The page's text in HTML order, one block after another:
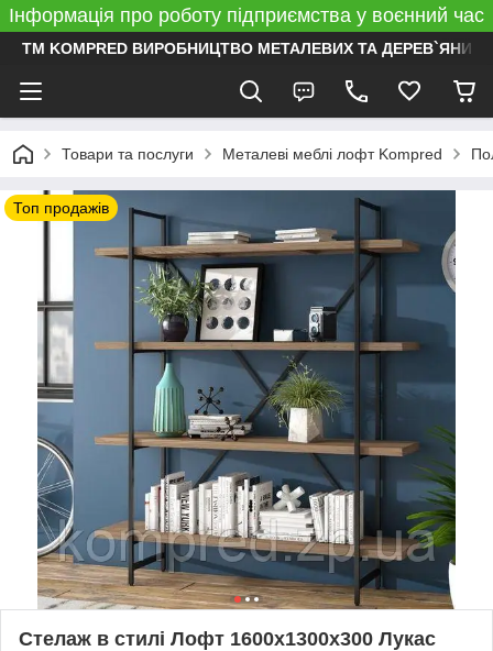
Інформація про роботу підприємства у воєнний час
ТМ KOMPRED ВИРОБНИЦТВО МЕТАЛЕВИХ ТА ДЕРЕВ`ЯНИХ
Товари та послуги Металеві меблі лофт Kompred
Топ продажів
Стелаж в стилі Лофт 1600х1300х300 Лукас